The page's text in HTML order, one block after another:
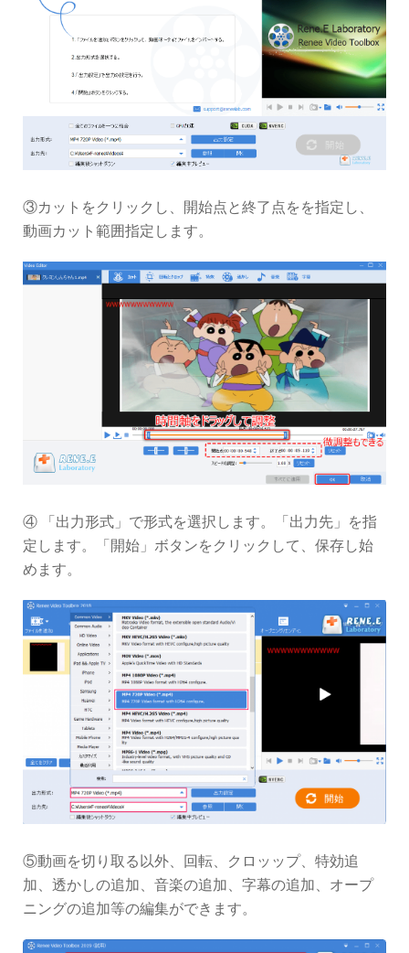
③カットをクリックし、開始点と終了点をを指定し、
動画カット範囲指定します。
④ 「出力形式」で形式を選択します。「出力先」を指
定します。「開始」ボタンをクリックして、保存し始
めます。
⑤動画を切り取る以外、回転、クロッップ、特効追
加、透かしの追加、音楽の追加、字幕の追加、オープ
ニングの追加等の編集ができます。